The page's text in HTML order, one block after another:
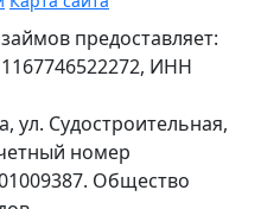
предоставляет:
ИНН
ул. Судостроительная,
номер
Общество